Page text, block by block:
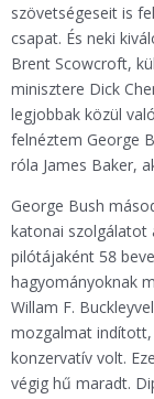
szövetségeseit is
csapat. És neki
Brent Scowcroft,
minisztere Dick
legjobbak közül
felnéztem George
róla James Baker,
George Bush
katonai szolgálatot
pilótájaként 58
hagyományoknak
Willam F.
mozgalmat indított,
konzervatív volt.
végig hű maradt.